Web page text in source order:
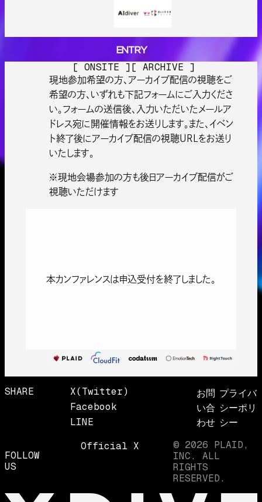
ENTRY
ENTRY
[ ONSITE ][ ARCHIVE ]
現地参加希望の方、アーカイブ配信の視聴をご
希望の方、いずれも下記フォームにご入力くださ
い。フォームの送信後、入力いただいたメールア
ドレス宛に開催情報をお送りします。また、イベン
ト終了後にアーカイブ配信の視聴URLをお送り
いたします。
※現地会場参加の方も後日アーカイブ配信がご
視聴いただけます
本カンファレンスは申込受付を終了しました。
SHARE
X(twitter)
Facebook
LINE
FOLLOW
US
Official X
お問
い合
わせ
プライバ
シーポリ
シー
© 2026 PLAID,
INC. ALL
RIGHTS
RESERVED.